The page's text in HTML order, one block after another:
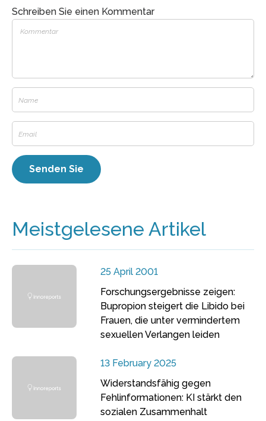
Schreiben Sie einen Kommentar
Meistgelesene Artikel
25 April 2001
Forschungsergebnisse zeigen:
Bupropion steigert die Libido bei
Frauen, die unter vermindertem
sexuellen Verlangen leiden
13 February 2025
Widerstandsfähig gegen
Fehlinformationen: KI stärkt den
sozialen Zusammenhalt